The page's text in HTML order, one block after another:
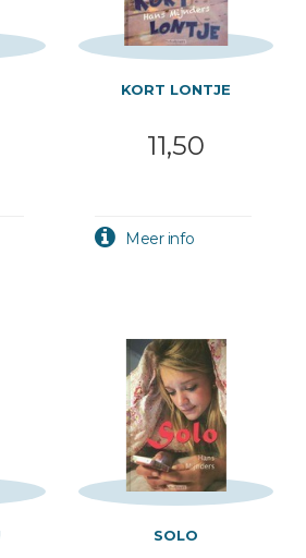
KORT LONTJE
11,50
SOLO